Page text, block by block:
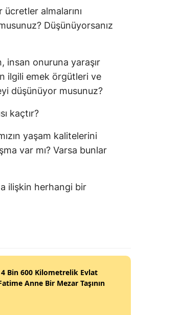
almalarını
Düşünüyorsanız
insan onuruna yaraşır
ilgili emek örgütleri ve
düşünüyor musunuz?
kaçtır?
yaşam kalitelerini
var mı? Varsa bunlar
ilişkin herhangi bir
4 Bin 600 Kilometrelik Evlat
Anne Bir Mezar Taşının